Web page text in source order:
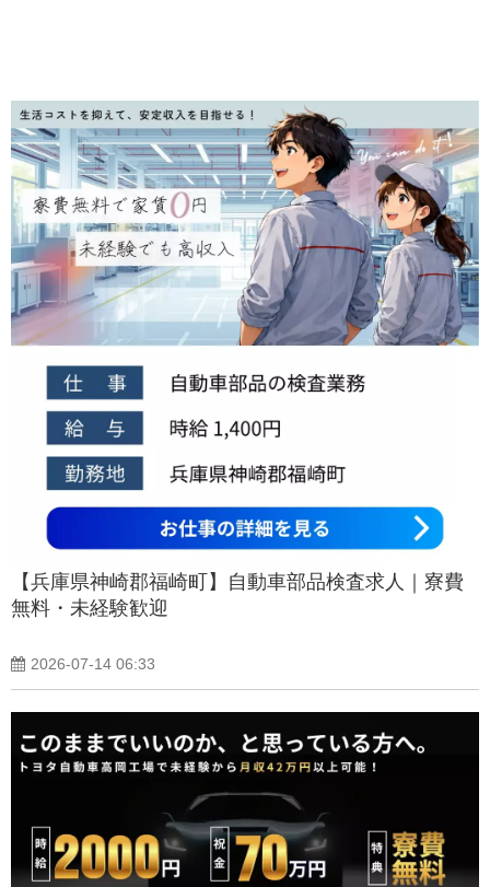
【兵庫県神崎郡福崎町】自動車部品検査求人｜寮費
無料・未経験歓迎
2026-07-14 06:33